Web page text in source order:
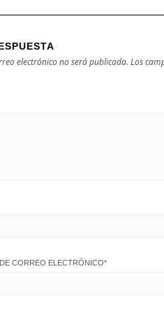
electrónico no será publicada. Los
CORREO ELECTRÓNICO*